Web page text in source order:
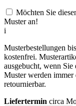
Möchten Sie
Muster an!
i
Musterbestellungen
kostenfrei.
ausgebucht, wenn
Muster werden
retournierbar.
Liefertermin circa